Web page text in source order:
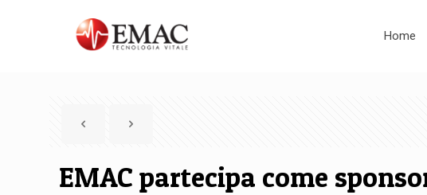
Home
EMAC partecipa come